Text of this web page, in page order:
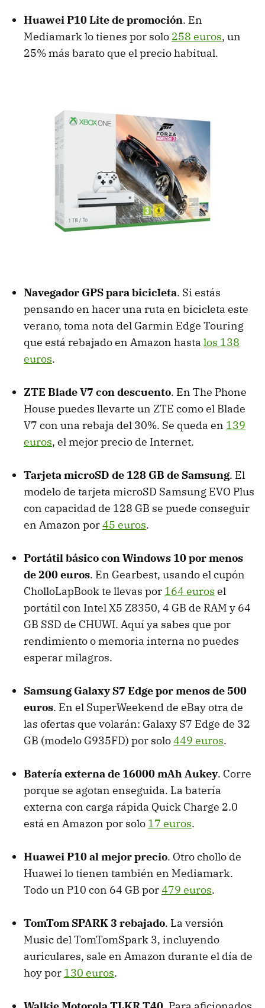
Huawei P10 Lite de promoción. En
Mediamark lo tienes por solo 258 euros, un
25% más barato que el precio habitual.
Navegador GPS para bicicleta. Si estás
pensando en hacer una ruta en bicicleta este
verano, toma nota del Garmin Edge Touring
que está rebajado en Amazon hasta los 138
euros.
ZTE Blade V7 con descuento. En The Phone
House puedes llevarte un ZTE como el Blade
V7 con una rebaja del 30%. Se queda en 139
euros, el mejor precio de Internet.
Tarjeta microSD de 128 GB de Samsung. El
modelo de tarjeta microSD Samsung EVO Plus
con capacidad de 128 GB se puede conseguir
en Amazon por45 euros.
Portátil básico con Windows 10 por menos
de 200 euros. En Gearbest, usando el cupón
CholloLapBook te llevas por 164 euros el
portátil con Intel X5 Z8350, 4 GB de RAM y 64
GB SSD de CHUWI. Aquí ya sabes que por
rendimiento o memoria interna no puedes
esperar milagros.
Samsung Galaxy S7 Edge por menos de 500
euros. En el SuperWeekend de eBay otra de
las ofertas que volarán: Galaxy S7 Edge de 32
GB (modelo G935FD) por solo449 euros.
Batería externa de 16000 mAh Aukey. Corre
porque se agotan enseguida. La batería
externa con carga rápida Quick Charge 2.0
está en Amazon por solo 17 euros.
Huawei P10 al mejor precio. Otro chollo de
Huawei lo tienen también en Mediamark.
Todo un P10 con 64 GB por479 euros.
TomTom SPARK 3 rebajado. La versión
Music del TomTomSpark 3, incluyendo
auriculares, sale en Amazon durante el día de
hoy por 130 euros.